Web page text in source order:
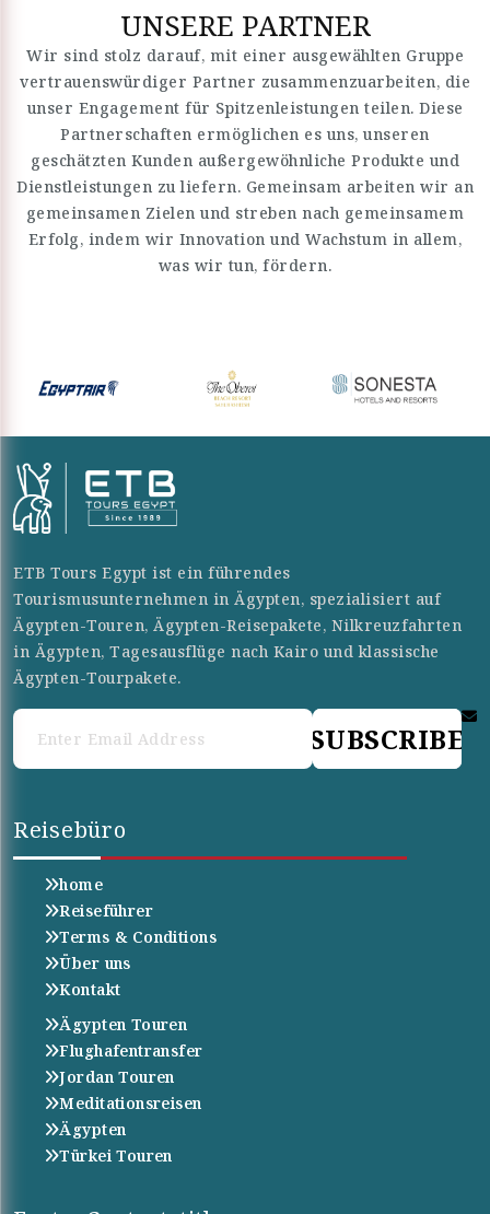
UNSERE PARTNER
Wir sind stolz darauf, mit einer ausgewählten Gruppe
vertrauenswürdiger Partner zusammenzuarbeiten, die
unser Engagement für Spitzenleistungen teilen. Diese
Partnerschaften ermöglichen es uns, unseren
geschätzten Kunden außergewöhnliche Produkte und
Dienstleistungen zu liefern. Gemeinsam arbeiten wir an
gemeinsamen Zielen und streben nach gemeinsamem
Erfolg, indem wir Innovation und Wachstum in allem,
was wir tun, fördern.
ETB Tours Egypt ist ein führendes
Tourismusunternehmen in Ägypten, spezialisiert auf
Ägypten-Touren, Ägypten-Reisepakete, Nilkreuzfahrten
in Ägypten, Tagesausflüge nach Kairo und klassische
Ägypten-Tourpakete.
SUBSCRIBE
Reisebüro
home
Reiseführer
Terms & Conditions
Über uns
Kontakt
Ägypten Touren
Flughafentransfer
Jordan Touren
Meditationsreisen
Ägypten
Türkei Touren